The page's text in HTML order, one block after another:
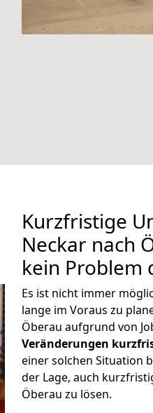
Kurzfristige
Neckar nach
kein Problem
Es ist nicht immer
lange im Voraus zu
Öberau aufgrund von
Veränderungen
einer solchen Situation
der Lage, auch
Öberau zu lösen.